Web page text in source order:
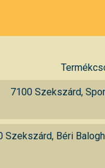
7100 Szekszárd,
Szekszárd, Béri